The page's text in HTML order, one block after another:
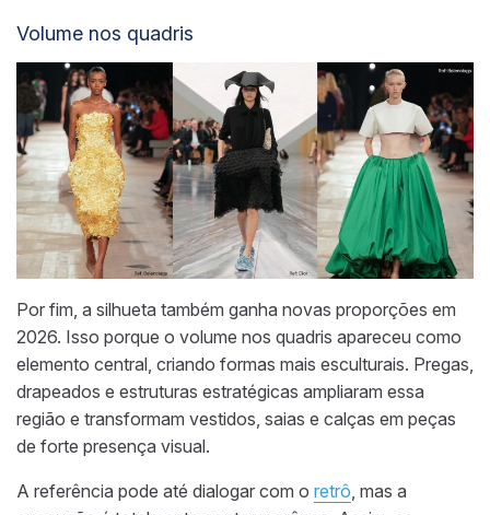
Volume nos quadris
Por fim, a silhueta também ganha novas proporções em
2026. Isso porque o volume nos quadris apareceu como
elemento central, criando formas mais esculturais. Pregas,
drapeados e estruturas estratégicas ampliaram essa
região e transformam vestidos, saias e calças em peças
de forte presença visual.
A referência pode até dialogar com o retrô, mas a